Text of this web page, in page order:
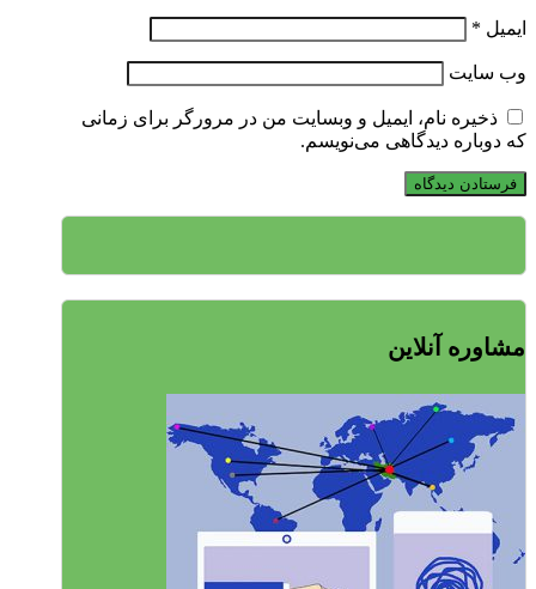
ایمیل *
وب‌ سایت
ذخیره نام، ایمیل و وبسایت من در مرورگر برای زمانی
که دوباره دیدگاهی می‌نویسم.
مشاوره آنلاین